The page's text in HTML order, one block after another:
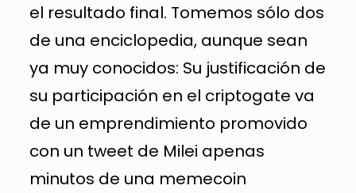
el resultado final. Tomemos sólo dos
de una enciclopedia, aunque sean
ya muy conocidos: Su justificación de
su participación en el criptogate va
de un emprendimiento promovido
con un tweet de Milei apenas
minutos de una memecoin